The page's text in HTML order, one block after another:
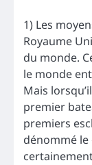
1) Les
Royaume
du monde.
le monde
Mais
premier
premiers
dénommé le